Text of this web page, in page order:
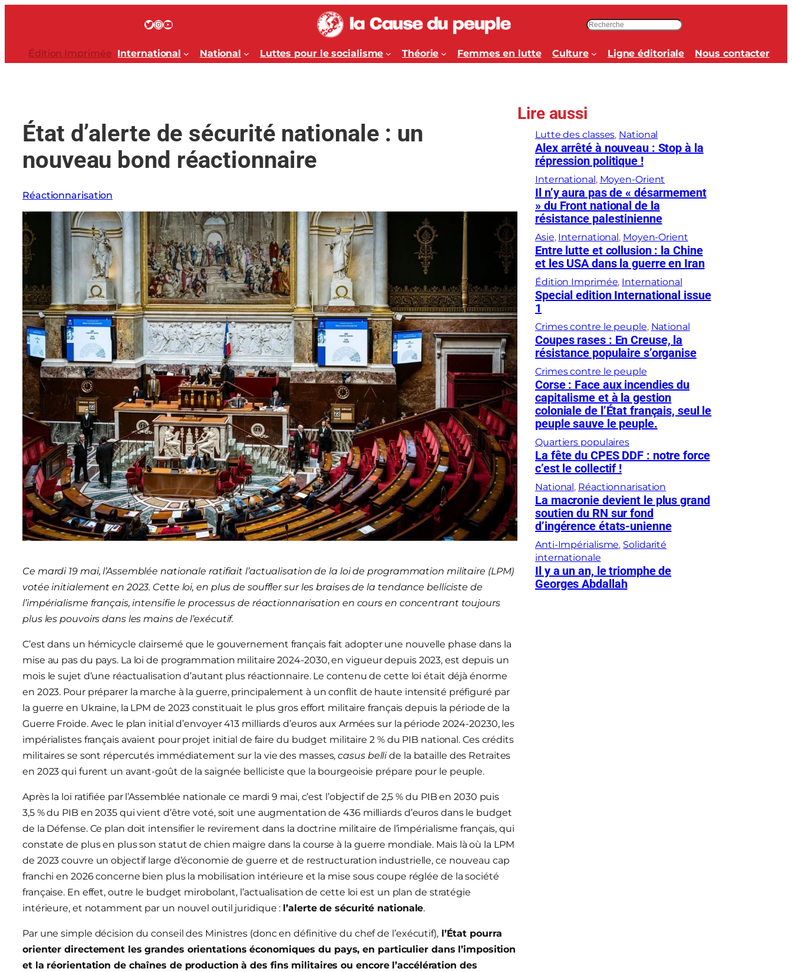
Twitter InstagramYouTube
c
h
h
r
Édition Imprimée International National Luttes pour le socialisme Théorie Femmes en lutte Culture Ligne éditoriale Nous contacter
État d’alerte de sécurité nationale : un
nouveau bond réactionnaire
Réactionnarisation
Ce mardi 19 mai, l’Assemblée nationale ratifiait l’actualisation de la loi de programmation militaire (LPM)
votée initialement en 2023. Cette loi, en plus de souffler sur les braises de la tendance belliciste de
l’impérialisme français, intensifie le processus de réactionnarisation en cours en concentrant toujours
plus les pouvoirs dans les mains de l’exécutif.
C’est dans un hémicycle clairsemé que le gouvernement français fait adopter une nouvelle phase dans la
mise au pas du pays. La loi de programmation militaire 2024-2030, en vigueur depuis 2023, est depuis un
mois le sujet d’une réactualisation d’autant plus réactionnaire. Le contenu de cette loi était déjà énorme
en 2023. Pour préparer la marche à la guerre, principalement à un conflit de haute intensité préfiguré par
la guerre en Ukraine, la LPM de 2023 constituait le plus gros effort militaire français depuis la période de la
Guerre Froide. Avec le plan initial d’envoyer 413 milliards d’euros aux Armées sur la période 2024-20230, les
impérialistes français avaient pour projet initial de faire du budget militaire 2 % du PIB national. Ces crédits
militaires se sont répercutés immédiatement sur la vie des masses,casus bellide la bataille des Retraites
en 2023 qui furent un avant-goût de la saignée belliciste que la bourgeoisie prépare pour le peuple.
Après la loi ratifiée par l’Assemblée nationale ce mardi 9 mai, c’est l’objectif de 2,5 % du PIB en 2030 puis
3,5 % du PIB en 2035 qui vient d’être voté, soit une augmentation de 436 milliards d’euros dans le budget
de la Défense. Ce plan doit intensifier le revirement dans la doctrine militaire de l’impérialisme français, qui
constate de plus en plus son statut de chien maigre dans la course à la guerre mondiale. Mais là où la LPM
de 2023 couvre un objectif large d’économie de guerre et de restructuration industrielle, ce nouveau cap
franchi en 2026 concerne bien plus la mobilisation intérieure et la mise sous coupe réglée de la société
française. En effet, outre le budget mirobolant, l’actualisation de cette loi est un plan de stratégie
intérieure, et notamment par un nouvel outil juridique : l’alerte de sécurité nationale.
Par une simple décision du conseil des Ministres (donc en définitive du chef de l’exécutif),l’État pourra
orienter directement les grandes orientations économiques du pays, en particulier dans l’imposition
et la réorientation de chaînes de production à des fins militaires ou encore l’accélération des
Lire aussi
Lutte des classes, National
Alex arrêté à nouveau : Stop à la
répression politique !
International, Moyen-Orient
Il n’y aura pas de « désarmement
» du Front national de la
résistance palestinienne
Asie, International, Moyen-Orient
Entre lutte et collusion : la Chine
et les USA dans la guerre en Iran
Édition Imprimée, International
Special edition International issue
1
Crimes contre le peuple, National
Coupes rases : En Creuse, la
résistance populaire s’organise
Crimes contre le peuple
Corse : Face aux incendies du
capitalisme et à la gestion
coloniale de l’État français, seul le
peuple sauve le peuple.
Quartiers populaires
La fête du CPES DDF : notre force
c’est le collectif !
National, Réactionnarisation
La macronie devient le plus grand
soutien du RN sur fond
d’ingérence états-unienne
Anti-Impérialisme, Solidarité
internationale
Il y a un an, le triomphe de
Georges Abdallah